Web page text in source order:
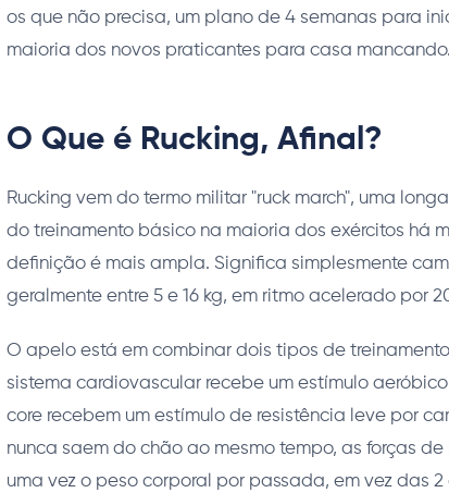
os que não precisa, um plano de 4 semanas para
maioria dos novos praticantes para casa mancando.
O Que é Rucking, Afinal?
Rucking vem do termo militar "ruck march", uma
do treinamento básico na maioria dos exércitos há
definição é mais ampla. Significa simplesmente
geralmente entre 5 e 16 kg, em ritmo acelerado por
O apelo está em combinar dois tipos de
sistema cardiovascular recebe um estímulo
core recebem um estímulo de resistência leve por
nunca saem do chão ao mesmo tempo, as forças
uma vez o peso corporal por passada, em vez das